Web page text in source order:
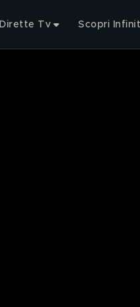
Dirette Tv Scopri